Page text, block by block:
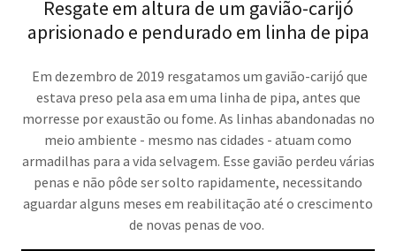
Resgate em altura de um gavião-carijó
aprisionado e pendurado em linha de pipa
Em dezembro de 2019 resgatamos um gavião-carijó que
estava preso pela asa em uma linha de pipa, antes que
morresse por exaustão ou fome. As linhas abandonadas no
meio ambiente - mesmo nas cidades - atuam como
armadilhas para a vida selvagem. Esse gavião perdeu várias
penas e não pôde ser solto rapidamente, necessitando
aguardar alguns meses em reabilitação até o crescimento
de novas penas de voo.